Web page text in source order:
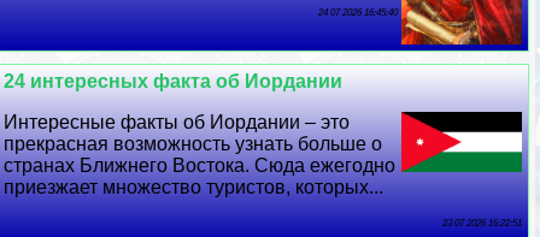
24 07 2026 16:45:40
24 интересных факта об Иордании
Интересные факты об Иордании – это
прекрасная возможность узнать больше о
странах Ближнего Востока. Сюда ежегодно
приезжает множество туристов, которых...
23 07 2026 16:22:51